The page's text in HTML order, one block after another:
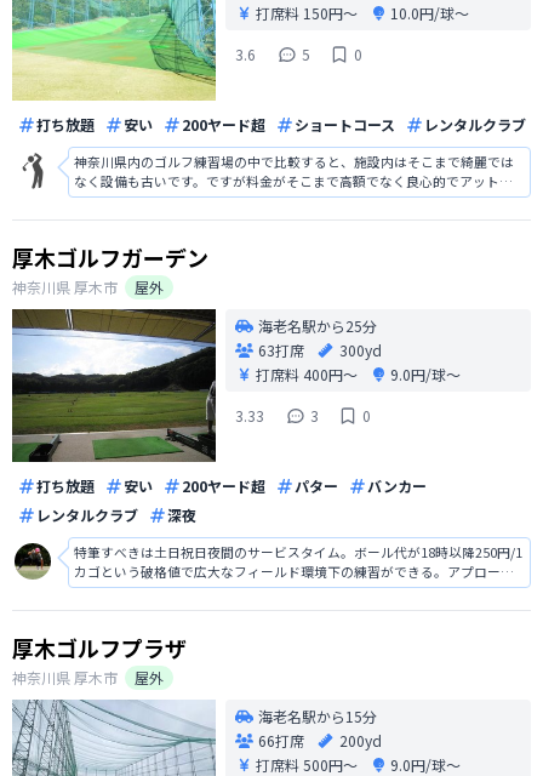
打席料 150円〜
10.0円/球〜
3.6
5 0
打ち放題 安い 200ヤード超 ショートコース レンタルクラブ
神奈川県内のゴルフ練習場の中で比較すると、施設内はそこまで綺麗では
なく設備も古いです。ですが料金がそこまで高額でなく良心的でアットホ
ームな練習場なところがウリです。価格が安いので頻繁に練習で通えます
し、日々のルーティンの一つとして利用するのにオススメです。
厚木ゴルフガーデン
神奈川県 厚木市
屋外
海老名駅から25分
63打席
300yd
打席料400円〜
9.0円/球〜
3.33
3 0
打ち放題 安い 200ヤード超 パター
バンカー
レンタルクラブ
深夜
特筆すべきは土日祝日夜間のサービスタイム。ボール代が18時以降250円/1
カゴという破格値で広大なフィールド環境下の練習ができる。アプローチ
練習用グリーンは現在休止中で初めて来訪した1年ほど前から開いてる姿は
見たことないので要注意。
厚木ゴルフプラザ
神奈川県 厚木市
屋外
海老名駅から15分
66打席
200yd
打席料500円〜
9.0円/球〜